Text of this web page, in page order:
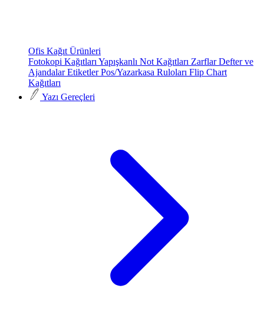
Ofis Kağıt Ürünleri
Fotokopi Kağıtları Yapışkanlı Not Kağıtları ZarflarDefter ve
AjandalarEtiketlerPos/Yazarkasa Ruloları Flip Chart
Kağıtları
Yazı Gereçleri